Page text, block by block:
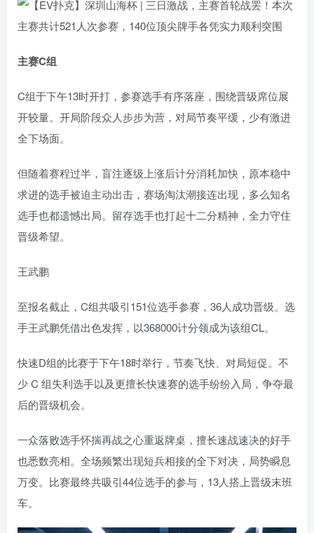
主赛C组
C组于下午13时开打，参赛选手有序落座，围绕晋级席位展
开较量。开局阶段众人步步为营，对局节奏平缓，少有激进
全下场面。
但随着赛程过半，盲注逐级上涨后计分消耗加快，原本稳中
求进的选手被迫主动出击，赛场淘汰潮接连出现，多么知名
选手也都遗憾出局。留存选手也打起十二分精神，全力守住
晋级希望。
王武鹏
至报名截止，C组共吸引151位选手参赛，36人成功晋级。选
手王武鹏凭借出色发挥，以368000计分领成为该组CL。
快速D组的比赛于下午18时举行，节奏飞快、对局短促。不
少 C 组失利选手以及更擅长快速赛的选手纷纷入局，争夺最
后的晋级机会。
一众落败选手怀揣再战之心重返牌桌，擅长速战速决的好手
也悉数亮相。全场频繁出现短兵相接的全下对决，局势瞬息
万变。比赛最终共吸引44位选手的参与，13人搭上晋级末班
车。